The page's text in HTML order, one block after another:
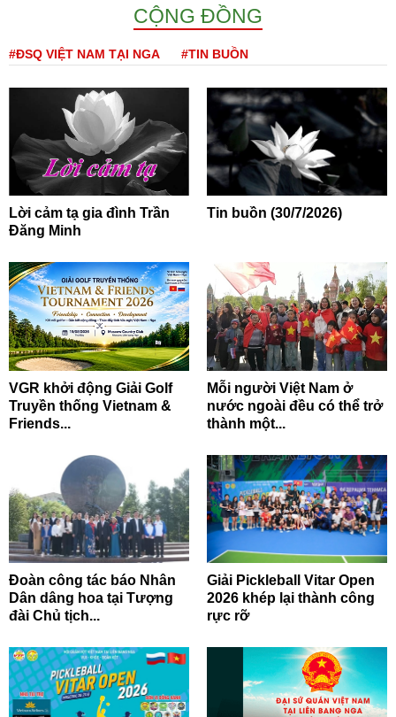
CỘNG ĐỒNG
#ĐSQ VIỆT NAM TẠI NGA #TIN BUỒN
Lời cảm tạ gia đình Trần
Đăng Minh
Tin buồn (30/7/2026)
VGR khởi động Giải Golf
Truyền thống Vietnam &
Friends...
Mỗi người Việt Nam ở
nước ngoài đều có thể trở
thành một...
Đoàn công tác báo Nhân
Dân dâng hoa tại Tượng
đài Chủ tịch...
Giải Pickleball Vitar Open
2026 khép lại thành công
rực rỡ